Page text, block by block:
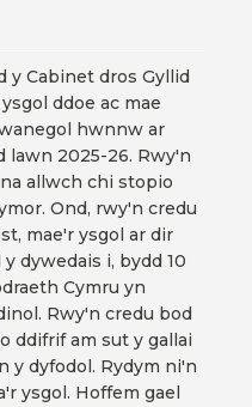
y Cabinet dros Gyllid
ddoe ac mae
hwnnw ar
lawn 2025-26. Rwy'n
allwch chi stopio
Ond, rwy'n credu
mae'r ysgol ar dir
dywedais i, bydd 10
Cymru yn
Rwy'n credu bod
ddifrif am sut y gallai
y dyfodol. Rydym ni'n
ysgol. Hoffem gael